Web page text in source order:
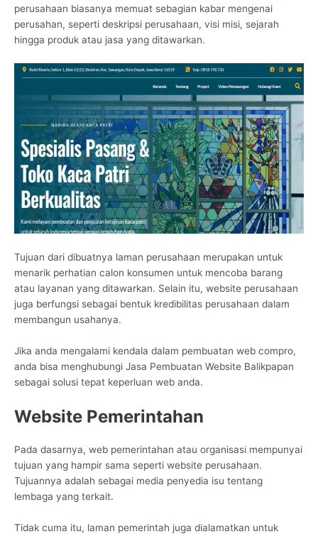
perusahaan biasanya memuat sebagian kabar mengenai
perusahan, seperti deskripsi perusahaan, visi misi, sejarah
hingga produk atau jasa yang ditawarkan.
Tujuan dari dibuatnya laman perusahaan merupakan untuk
menarik perhatian calon konsumen untuk mencoba barang
atau layanan yang ditawarkan. Selain itu, website perusahaan
juga berfungsi sebagai bentuk kredibilitas perusahaan dalam
membangun usahanya.
Jika anda mengalami kendala dalam pembuatan web compro,
anda bisa menghubungi Jasa Pembuatan Website Balikpapan
sebagai solusi tepat keperluan web anda.
Website Pemerintahan
Pada dasarnya, web pemerintahan atau organisasi mempunyai
tujuan yang hampir sama seperti website perusahaan.
Tujuannya adalah sebagai media penyedia isu tentang
lembaga yang terkait.
Tidak cuma itu, laman pemerintah juga dialamatkan untuk